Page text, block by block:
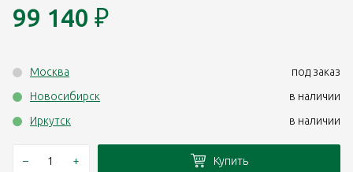
99 140 ₽
Москва
под заказ
Новосибирск
в наличии
Иркутск
в наличии
– + Купить